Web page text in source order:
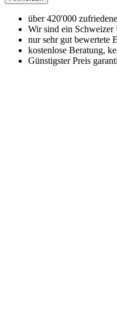
über 420'000
Wir sind ein Schweizer
nur sehr gut bewertete
kostenlose Beratung,
Günstigster Preis